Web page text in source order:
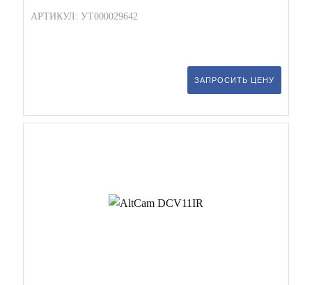
АРТИКУЛ: УТ000029642
ЗАПРОСИТЬ ЦЕНУ